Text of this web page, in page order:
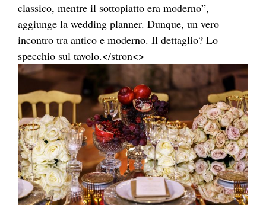
classico, mentre il sottopiatto era moderno”,
aggiunge la wedding planner. Dunque, un vero
incontro tra antico e moderno. Il dettaglio? Lo
specchio sul tavolo.</stron<>